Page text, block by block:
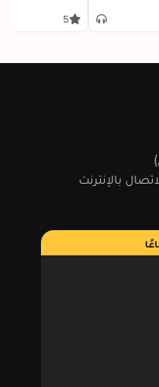
PMP
5
بالإنترنت